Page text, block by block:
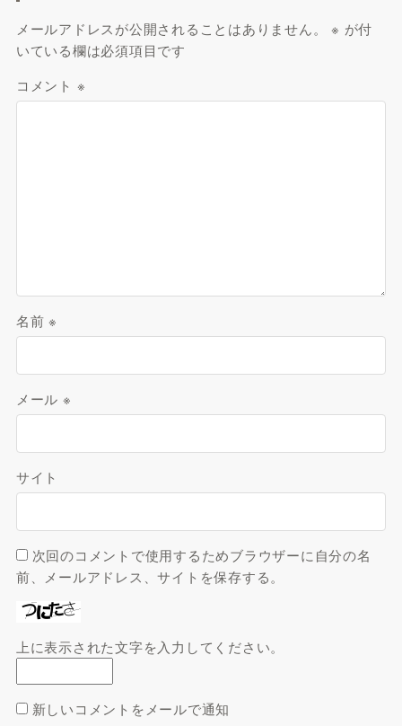
メールアドレスが公開されることはありません。 ※ が付
いている欄は必須項目です
コメント ※
名前※
メール ※
サイト
次回のコメントで使用するためブラウザーに自分の名
前、メールアドレス、サイトを保存する。
上に表示された文字を入力してください。
新しいコメントをメールで通知